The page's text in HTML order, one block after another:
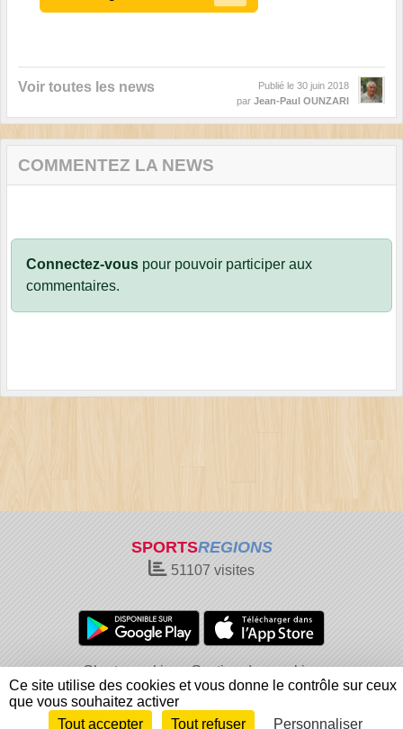
Voir toutes les news Publié le 30 juin 2018
par Jean-Paul OUNZARI
COMMENTEZ LA NEWS
Connectez-vous pour pouvoir participer aux
commentaires.
SPORTSREGIONS
51107 visites
Charte cookies
Gestion des cookies
Informations légales
Signaler un contenu inapproprié
Envie de participer ? Connexion
Ce site utilise des cookies et vous donne le contrôle sur ceux
que vous souhaitez activer
Tout accepter
Tout refuser Personnaliser